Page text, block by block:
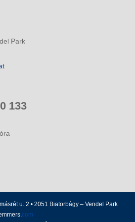
Park
133
u. 2 • 2051 Biatorbágy – Vendel Park
com